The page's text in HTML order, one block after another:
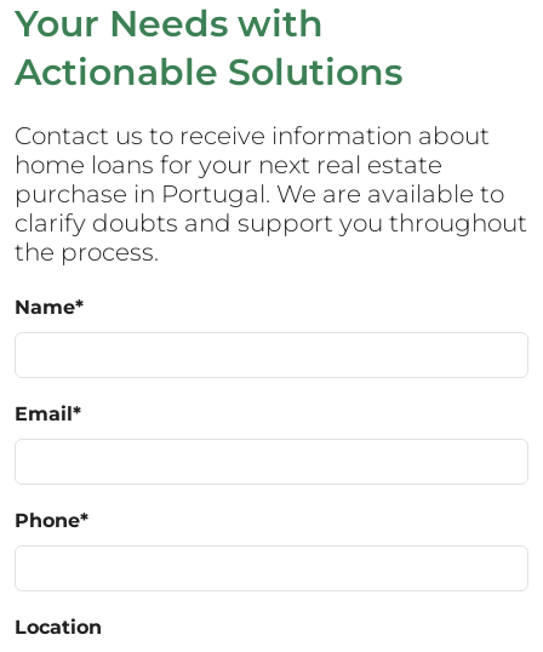
Your Needs with
Actionable Solutions
Contact us to receive information about
home loans for your next real estate
purchase in Portugal. We are available to
clarify doubts and support you throughout
the process.
Name*
Email*
Phone*
Location